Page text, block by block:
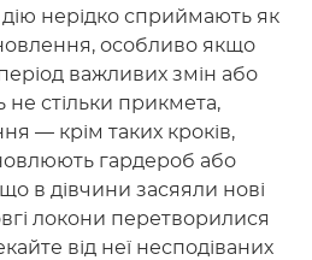
нерідко сприймають як
особливо якщо
важливих змін або
не стільки прикмета,
— крім таких кроків,
гардероб або
в дівчини засяяли нові
локони перетворилися
від неї несподіваних